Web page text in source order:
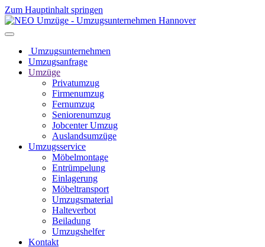
Zum Hauptinhalt springen
Umzugsunternehmen
Umzugsanfrage
Umzüge
Privatumzug
Firmenumzug
Fernumzug
Seniorenumzug
Jobcenter Umzug
Auslandsumzüge
Umzugsservice
Möbelmontage
Entrümpelung
Einlagerung
Möbeltransport
Umzugsmaterial
Halteverbot
Beiladung
Umzugshelfer
Kontakt